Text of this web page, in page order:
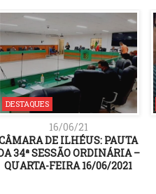
DESTAQUES
16/06/21
DE ILHÉUS: PAUTA
34ª SESSÃO ORDINÁRIA –
QUARTA-FEIRA 16/06/2021